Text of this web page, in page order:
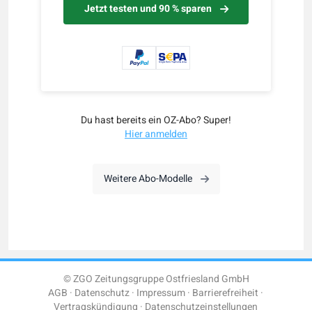
Jetzt testen und 90 % sparen
Du hast bereits ein OZ-Abo? Super!
Hier anmelden
Weitere Abo-Modelle
© ZGO Zeitungsgruppe Ostfriesland GmbH
AGB Datenschutz Impressum Barrierefreiheit
Vertragskündigung Datenschutzeinstellungen